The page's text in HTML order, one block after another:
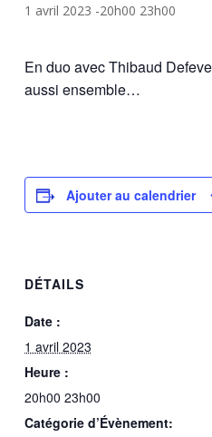
1 avril 2023 -20h00 23h00
En duo avec Thibaud
aussi ensemble…
Ajouter au calendrier
DÉTAILS
Date :
1 avril 2023
Heure :
20h00 23h00
Catégorie d’Évènement: